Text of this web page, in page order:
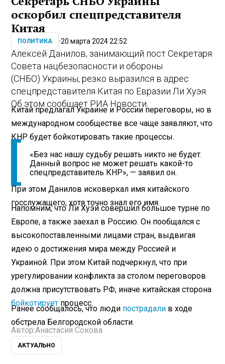
оскорбил спецпредставителя
Китая
ПОЛИТИКА 20 марта 2024 22:52
Алексей Данилов, занимающий пост Секретаря
Совета нацбезопасности и обороны
(СНБО) Украины, резко выразился в адрес
спецпредставителя Китая по Евразии Ли Хуэя.
Об этом сообщает РИА Новости.
Китай предлагал Украине и России переговоры, но в
международном сообществе все чаще заявляют, что
КНР будет бойкотировать такие процессы.
«Без нас нашу судьбу решать никто не будет.
Данный вопрос не может решать какой-то
спецпредставитель КНР», — заявил он.
При этом Данилов исковеркал имя китайского
госслужащего, хотя точно знал его имя.
Напомним, что Ли Хуэй совершил большое турне по
Европе, а также заехал в Россию. Он пообщался с
высокопоставленными лицами стран, выдвигая
идею о достижения мира между Россией и
Украиной. При этом Китай подчеркнул, что при
урегулировании конфликта за столом переговоров
должна присутствовать РФ, иначе китайская сторона
бойкотирует процесс.
Ранее сообщалось, что люди пострадали в ходе
обстрела Белгородской области.
Автор:Анастасия Сокова
АКТУАЛЬНО